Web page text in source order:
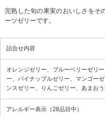
完熟した旬の果実のおいしさをそ
ーツゼリーです。
詰合せ内容
オレンジゼリー、ブルーベリーゼリ
ー、パイナップルゼリー、マンゴー
ンスゼリー、りんごゼリー、あまお
アレルギー表示（28品目中）